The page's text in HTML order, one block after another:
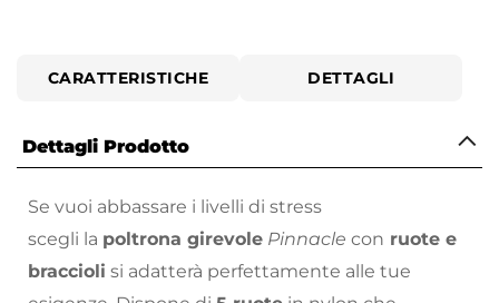
CARATTERISTICHE DETTAGLI
Dettagli Prodotto
Se vuoi abbassare i livelli di stress
scegli la poltrona girevole Pinnacle con ruote e
braccioli si adatterà perfettamente alle tue